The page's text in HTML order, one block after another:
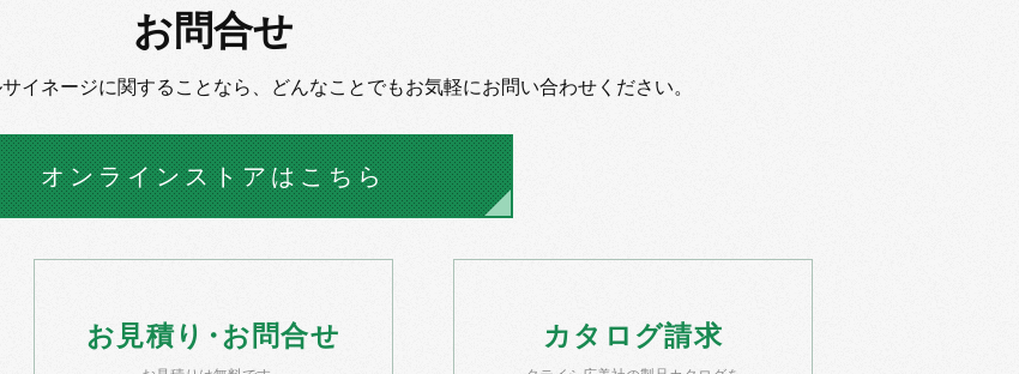
お問合せ
イネージに関することなら、 どんなことでもお気軽にお問い合わせください。
オンラインストアはこちら
お 見積り・ お 問合せ カタログ請求